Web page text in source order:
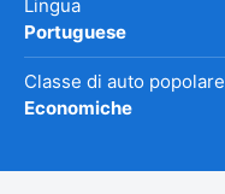
Lingua
Portuguese
Classe di auto popolare
Economiche